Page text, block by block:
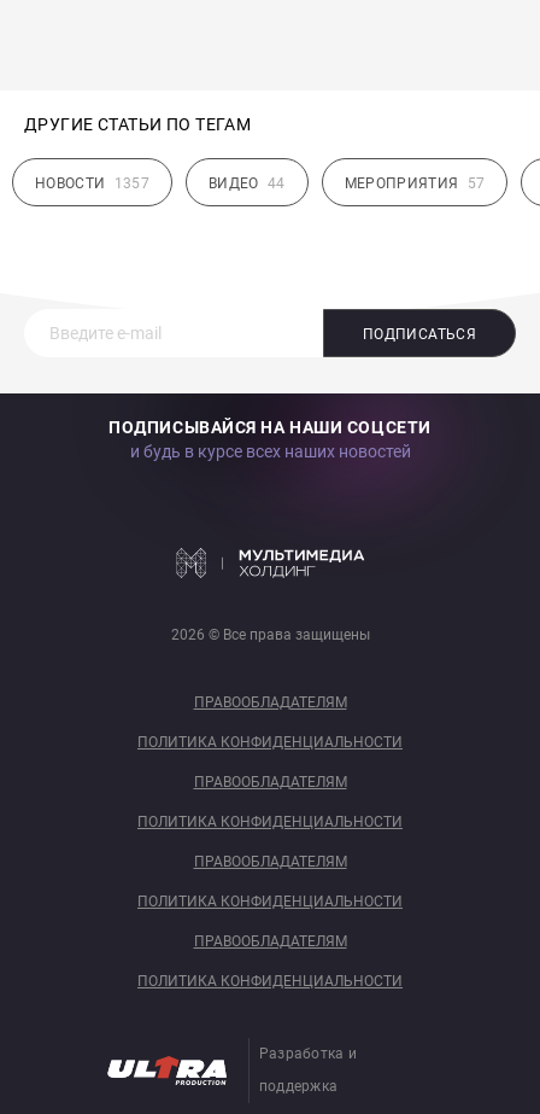
ДРУГИЕ СТАТЬИ ПО ТЕГАМ
НОВОСТИ 1357 ВИДЕО 44 МЕРОПРИЯТИЯ 57
ПОДПИСАТЬСЯ
ПОДПИСЫВАЙСЯ НА НАШИ СОЦСЕТИ
и будь в курсе всех наших новостей
2026 © Все права защищены
ПРАВООБЛАДАТЕЛЯМ
ПОЛИТИКА КОНФИДЕНЦИАЛЬНОСТИ
ПРАВООБЛАДАТЕЛЯМ
ПОЛИТИКА КОНФИДЕНЦИАЛЬНОСТИ
ПРАВООБЛАДАТЕЛЯМ
ПОЛИТИКА КОНФИДЕНЦИАЛЬНОСТИ
ПРАВООБЛАДАТЕЛЯМ
ПОЛИТИКА КОНФИДЕНЦИАЛЬНОСТИ
Разработка и
поддержка